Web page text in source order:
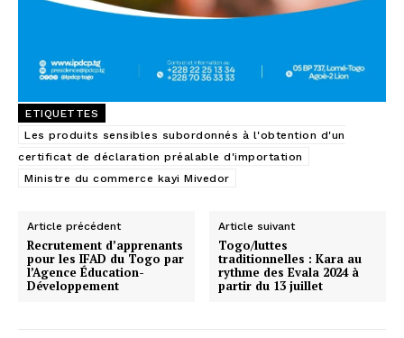
ETIQUETTES
Les produits sensibles subordonnés à l'obtention d'un
certificat de déclaration préalable d'importation
Ministre du commerce kayi Mivedor
Article précédent
Recrutement d’apprenants
pour les IFAD du Togo par
l’Agence Éducation-
Développement
Article suivant
Togo/luttes
traditionnelles : Kara au
rythme des Evala 2024 à
partir du 13 juillet